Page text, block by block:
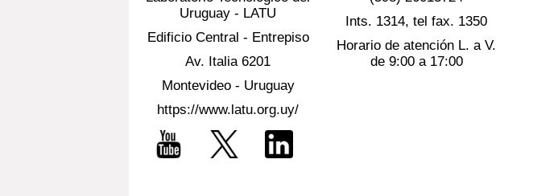
Uruguay - LATU
Edificio Central - Entrepiso
Av. Italia 6201
Montevideo - Uruguay
https://www.latu.org.uy/
Ints. 1314, tel fax. 1350
Horario de atención L. a V.
de 9:00 a 17:00